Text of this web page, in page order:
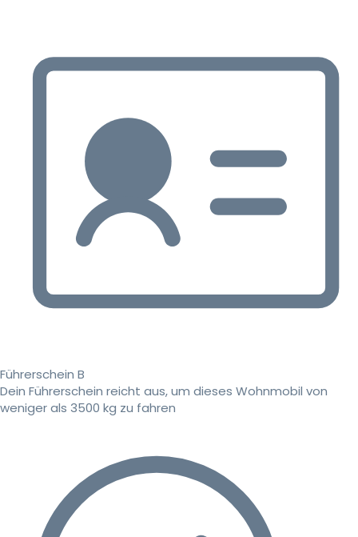
Führerschein B
Dein Führerschein reicht aus, um dieses Wohnmobil von
weniger als 3500 kg zu fahren